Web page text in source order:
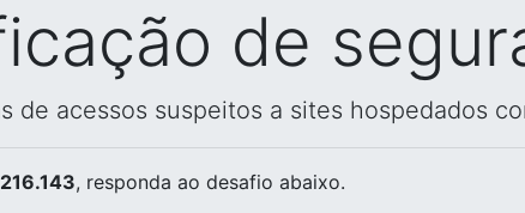
de
de acessos suspeitos a sites hospedados
, responda ao desafio abaixo.